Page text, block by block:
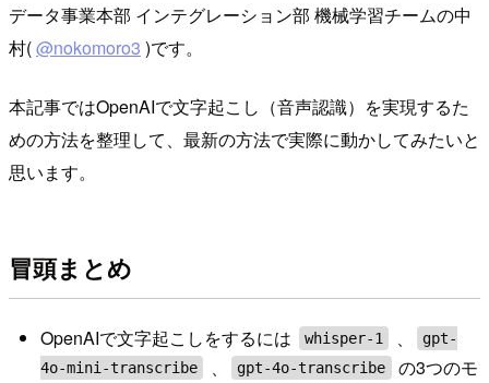
データ事業本部 インテグレーション部 機械学習チームの中
村(@nokomoro3 )です。
本記事ではOpenAIで文字起こし（音声認識）を実現するた
めの方法を整理して、最新の方法で実際に動かしてみたいと
思います。
冒頭まとめ
OpenAIで文字起こしをするには whisper-1 、
gpt-
4o-mini-transcribe
、 gpt-4o-transcribe
の3つのモ